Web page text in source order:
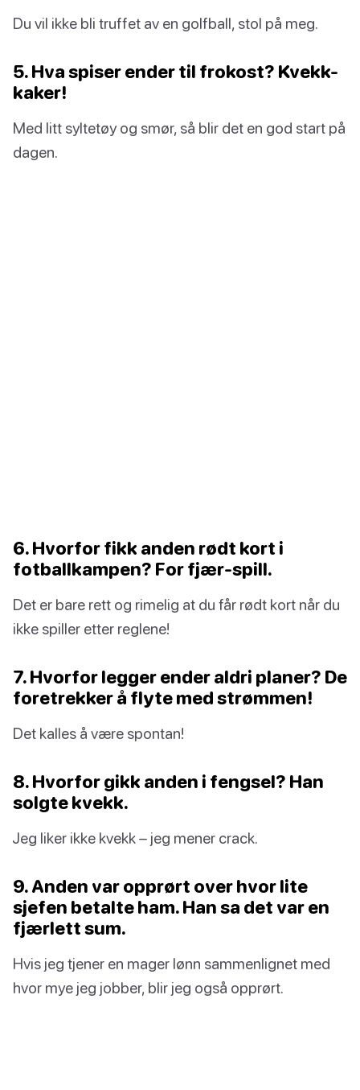
Du vil ikke bli truffet av en golfball, stol på meg.
5. Hva spiser ender til frokost? Kvekk-
kaker!
Med litt syltetøy og smør, så blir det en god start på
dagen.
6. Hvorfor fikk anden rødt kort i
fotballkampen? For fjær-spill.
Det er bare rett og rimelig at du får rødt kort når du
ikke spiller etter reglene!
7. Hvorfor legger ender aldri planer? De
foretrekker å flyte med strømmen!
Det kalles å være spontan!
8. Hvorfor gikk anden i fengsel? Han
solgte kvekk.
Jeg liker ikke kvekk – jeg mener crack.
9. Anden var opprørt over hvor lite
sjefen betalte ham. Han sa det var en
fjærlett sum.
Hvis jeg tjener en mager lønn sammenlignet med
hvor mye jeg jobber, blir jeg også opprørt.